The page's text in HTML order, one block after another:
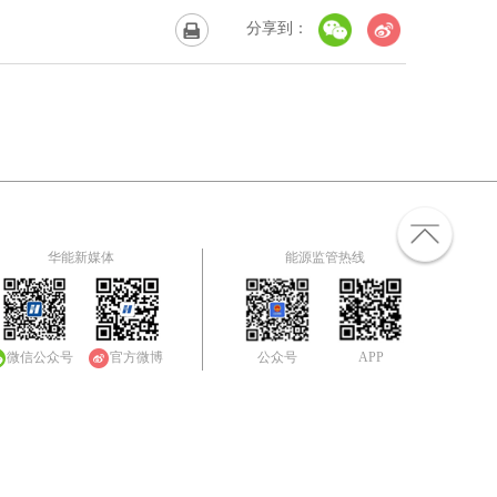
分享到：
华能新媒体
微信公众号 官方微博
能源监管热线
公众号 APP